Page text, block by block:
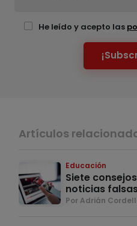
He leído y acepto las
Artículos
Educación
Siete
noticias
Por Adrián